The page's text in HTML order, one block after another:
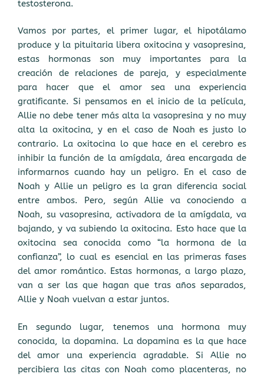
testosterona.
Vamos por partes, el primer lugar, el hipotálamo
produce y la pituitaria libera oxitocina y vasopresina,
estas hormonas son muy importantes para la
creación de relaciones de pareja, y especialmente
para hacer que el amor sea una experiencia
gratificante. Si pensamos en el inicio de la película,
Allie no debe tener más alta la vasopresina y no muy
alta la oxitocina, y en el caso de Noah es justo lo
contrario. La oxitocina lo que hace en el cerebro es
inhibir la función de la amígdala, área encargada de
informarnos cuando hay un peligro. En el caso de
Noah y Allie un peligro es la gran diferencia social
entre ambos. Pero, según Allie va conociendo a
Noah, su vasopresina, activadora de la amígdala, va
bajando, y va subiendo la oxitocina. Esto hace que la
oxitocina sea conocida como “la hormona de la
confianza”, lo cual es esencial en las primeras fases
del amor romántico. Estas hormonas, a largo plazo,
van a ser las que hagan que tras años separados,
Allie y Noah vuelvan a estar juntos.
En segundo lugar, tenemos una hormona muy
conocida, la dopamina. La dopamina es la que hace
del amor una experiencia agradable. Si Allie no
percibiera las citas con Noah como placenteras, no